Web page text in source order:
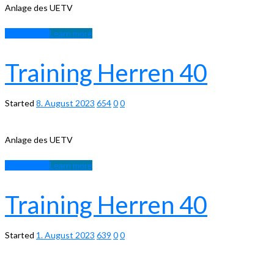
Anlage des UETV
Learn more
Training Herren 40
Started 8. August 2023 65400
Anlage des UETV
Learn more
Training Herren 40
Started 1. August 2023 639 00